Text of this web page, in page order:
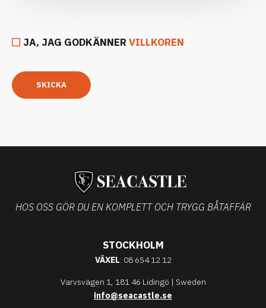
JA, JAG GODKÄNNER VILLKOREN
SKICKA
HOS OSS GÖR DU EN KOMPLETT OCH TRYGG BÅTAFFÄR
STOCKHOLM
VÄXEL: 08 654 12 12
Varvsvägen 1, 181 46 Lidingö | Sweden
info@seacastle.se